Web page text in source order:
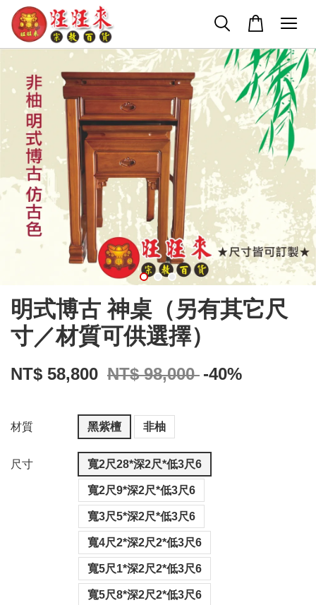
明式博古 神桌（另有其它尺
寸／材質可供選擇）
NT$ 58,800 NT$ 98,000 -40%
材質 黑紫檀 非柚
尺寸 寬2尺28*深2尺*低3尺6
寬2尺9*深2尺*低3尺6
寬3尺5*深2尺*低3尺6
寬4尺2*深2尺2*低3尺6
寬5尺1*深2尺2*低3尺6
寬5尺8*深2尺2*低3尺6